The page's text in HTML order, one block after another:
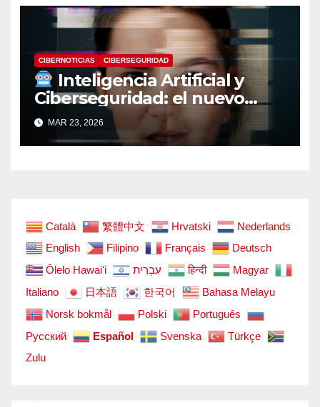
CIBERNOTICIAS CIBERSEGURIDAD
Inteligencia Artificial y
Ciberseguridad: el nuevo
campo de batalla digital
MAR 23, 2026
Català 繁體中文 Hrvatski
Nederlands
English
Filipino Français
Deutsch
Ōlelo Hawaiʻi
עִבְרִית हिन्दी
Magyar
Italiano
日本語 한국어
Bahasa Melayu
Norsk bokmål
Polski
Português
Русский
Español Svenska
Türkçe
Zulu